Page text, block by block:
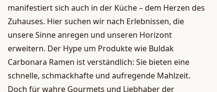
manifestiert sich auch in der Küche – dem Herzen des
Zuhauses. Hier suchen wir nach Erlebnissen, die
unsere Sinne anregen und unseren Horizont
erweitern. Der Hype um Produkte wie Buldak
Carbonara Ramen ist verständlich: Sie bieten eine
schnelle, schmackhafte und aufregende Mahlzeit.
Doch für wahre Gourmets und Liebhaber der